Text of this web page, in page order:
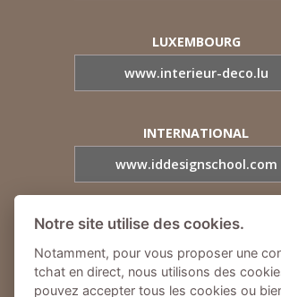
LUXEMBOURG
www.interieur-deco.lu
INTERNATIONAL
www.iddesignschool.com
L'ECOLE DU PAYSAGE
www.ecoledupaysage.com
Notre site utilise des cookies.
Notamment, pour vous proposer une
tchat en direct, nous utilisons des
pouvez accepter tous les cookies ou